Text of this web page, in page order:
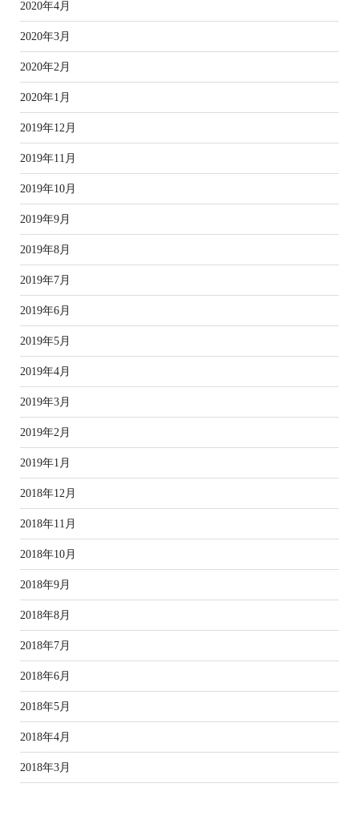
2020年4月
2020年3月
2020年2月
2020年1月
2019年12月
2019年11月
2019年10月
2019年9月
2019年8月
2019年7月
2019年6月
2019年5月
2019年4月
2019年3月
2019年2月
2019年1月
2018年12月
2018年11月
2018年10月
2018年9月
2018年8月
2018年7月
2018年6月
2018年5月
2018年4月
2018年3月